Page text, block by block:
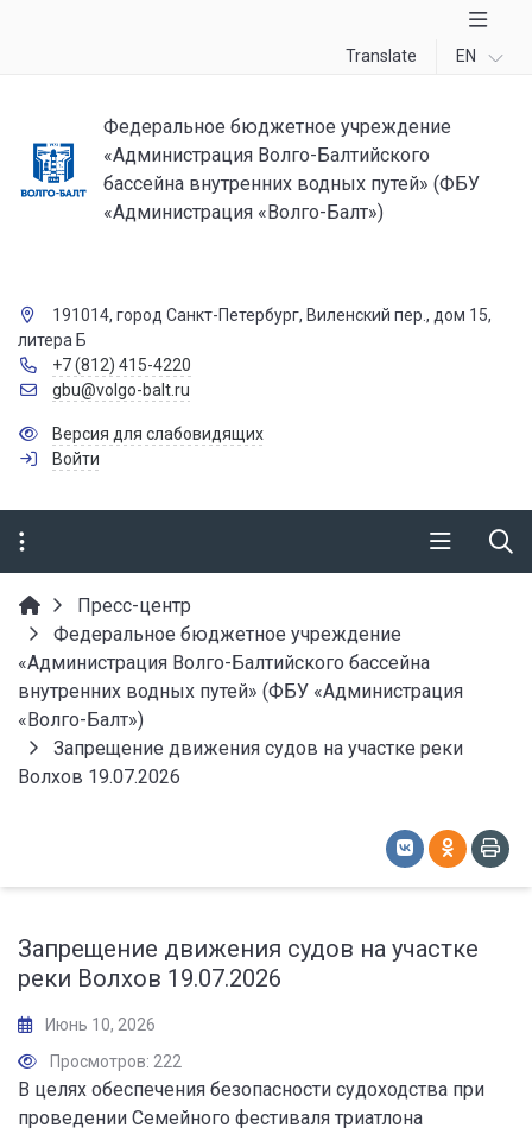
Translate EN
Федеральное бюджетное учреждение
«Администрация Волго-Балтийского
бассейна внутренних водных путей» (ФБУ
«Администрация «Волго-Балт»)
191014, город Санкт-Петербург, Виленский пер., дом 15,
литера Б
+7 (812) 415-4220
gbu@volgo-balt.ru
Версия для слабовидящих
Войти
Пресс-центр
Федеральное бюджетное учреждение
«Администрация Волго-Балтийского бассейна
внутренних водных путей» (ФБУ «Администрация
«Волго-Балт»)
Запрещение движения судов на участке реки
Волхов 19.07.2026
Запрещение движения судов на участке
реки Волхов 19.07.2026
Июнь 10, 2026
Просмотров: 222
В целях обеспечения безопасности судоходства при
проведении Семейного фестиваля триатлона